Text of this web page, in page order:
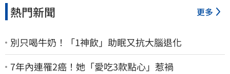
熱門新聞 更多
別只喝牛奶！「1神飲」助眠又抗大腦退化
7年內連罹2癌！她「愛吃3款點心」惹禍